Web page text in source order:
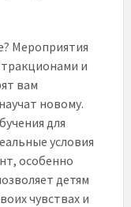
Мероприятия
и
вам
новому.
для
условия
особенно
детям
чувствах и